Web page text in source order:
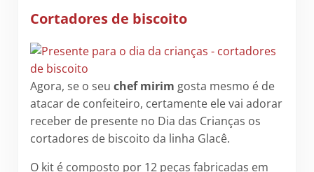
Cortadores de biscoito
Agora, se o seu chef mirim gosta mesmo é de
atacar de confeiteiro, certamente ele vai adorar
receber de presente no Dia das Crianças os
cortadores de biscoito da linha Glacê.
O kit é composto por 12 peças fabricadas em